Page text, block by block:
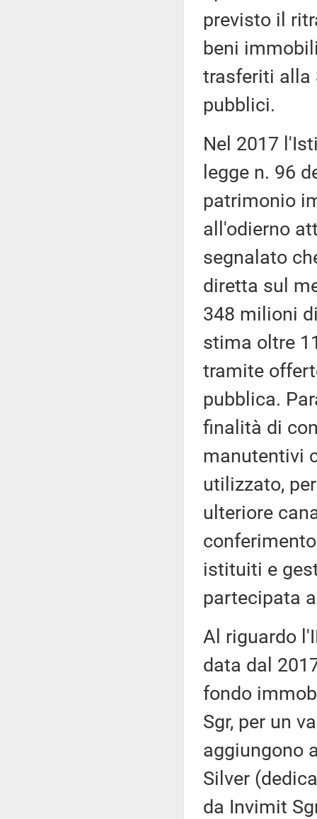
previsto il
beni
trasferiti alla
pubblici.
Nel 2017
legge n. 96
patrimonio
all'odierno
segnalato
diretta sul
348 milioni
stima oltre
tramite
pubblica.
finalità di
manutentivi
utilizzato,
ulteriore
istituiti e
partecipata
Al riguardo
data dal
fondo
Sgr, per un
aggiungono
Silver
da Invimit